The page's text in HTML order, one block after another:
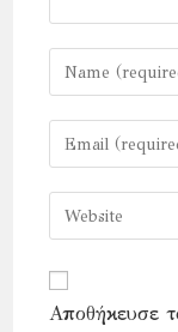
Enter
your
name
or
comment
Enter
your
email
address
comment
Enter
your
website
URL
(optional)
Αποθήκευσε